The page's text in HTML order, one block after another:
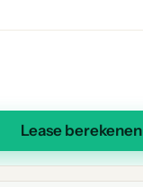
Lease berekenen